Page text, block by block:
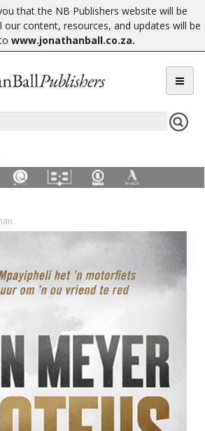
that the NB Publishers website will be
our content, resources, and updates will be
www.jonathanball.co.za.